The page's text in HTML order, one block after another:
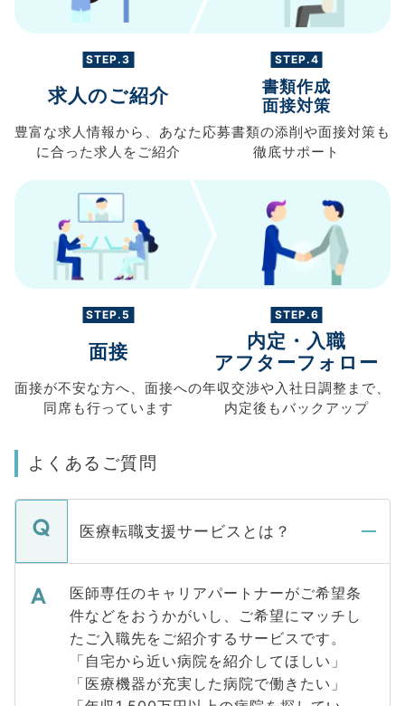
STEP.3
求人のご紹介
豊富な求人情報から、 あなた
に合った求人を ご紹介
STEP.4
書類作成
面接対策
応募書類の添削や面接対策も
徹底サポート
STEP.5
面接
面接が不安な方へ、 面接への
同席も行っています
STEP.6
内定・入職
アフターフォロー
年収交渉や入社日調整まで、
内定後もバックアップ
よくあるご質問
医療転職支援サービスとは？
医師専任のキャリアパートナーがご希望条
件などをおうかがいし、ご希望にマッチし
たご入職先をご紹介するサービスです。
「自宅から近い病院を紹介してほしい」
「医療機器が充実した病院で働きたい」